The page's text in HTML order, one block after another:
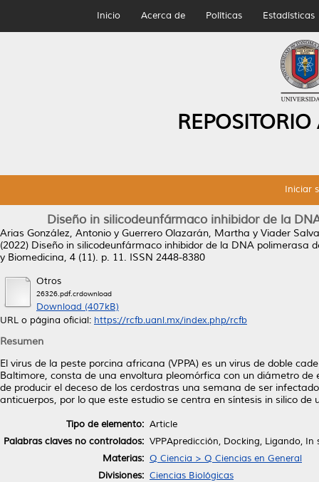
Inicio Acerca de Políticas Estadísticas
Iniciar
Diseño in silicodeunfármaco inhibidor de la
Arias González, Antonio y Guerrero Olazarán, Martha y Viader
(2022) Diseño in silicodeunfármaco inhibidor de la DNA polimerasa
y Biomedicina, 4 (11). p. 11. ISSN 2448-8380
Otros
26326.pdf.crdownload
Download (407kB)
URL o página oficial: https://rcfb.uanl.mx/index.php/rcfb
Resumen
El virus de la peste porcina africana (VPPA) es un virus de doble
Baltimore, consta de una envoltura pleomórfica con un diámetro
de producir el deceso de los cerdostras una semana de ser
anticuerpos, por lo que este estudio se centra en síntesis in silico
Tipo de elemento: Article
Palabras claves no controlados: VPPApredicción, Docking, Ligando, In
Materias: Q Ciencia > Q Ciencias en General
Divisiones: Ciencias Biológicas